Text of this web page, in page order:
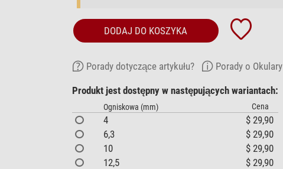
DODAJ DO KOSZYKA
Porady dotyczące artykułu? Porady o Okulary
Produkt jest dostępny w następujących wariantach:
Ogniskowa (mm) Cena
4
$ 29,90
6,3
$ 29,90
10
$ 29,90
12,5
$ 29,90